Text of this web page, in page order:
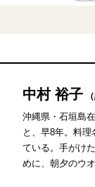
中村 裕子
沖縄県・石垣島
と、早8年。料
ている。手がけ
めに、朝夕のウ